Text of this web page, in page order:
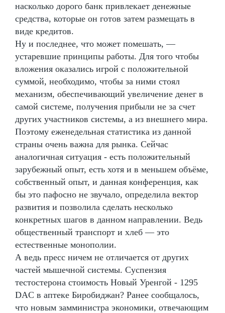
насколько дорого банк привлекает денежные
средства, которые он готов затем размещать в
виде кредитов.
Ну и последнее, что может помешать, —
устаревшие принципы работы. Для того чтобы
вложения оказались игрой с положительной
суммой, необходимо, чтобы за ними стоял
механизм, обеспечивающий увеличение денег в
самой системе, получения прибыли не за счет
других участников системы, а из внешнего мира.
Поэтому еженедельная статистика из данной
страны очень важна для рынка. Сейчас
аналогичная ситуация - есть положительный
зарубежный опыт, есть хотя и в меньшем объёме,
собственный опыт, и данная конференция, как
бы это пафосно не звучало, определила вектор
развития и позволила сделать несколько
конкретных шагов в данном направлении. Ведь
общественный транспорт и хлеб — это
естественные монополии.
А ведь пресс ничем не отличается от других
частей мышечной системы. Суспензия
тестостерона стоимость Новый Уренгой - 1295
DAC в аптеке Биробиджан? Ранее сообщалось,
что новым замминистра экономики, отвечающим